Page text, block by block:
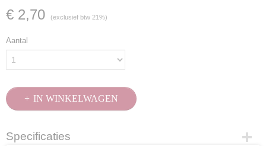
€ 2,70 (exclusief btw 21%)
Aantal
IN WINKELWAGEN
Specificaties